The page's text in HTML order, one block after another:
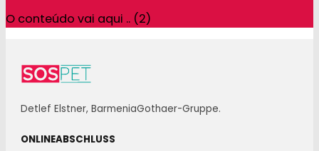
O conteúdo vai aqui .. (2)
Detlef Elstner, BarmeniaGothaer-Gruppe.
ONLINEABSCHLUSS